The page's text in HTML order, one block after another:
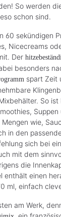
So werden
schon sind.
60 sekündigen
Nicecreams
Der
besonders
spart Zeit
So
wie,
in den
sich bei
mit dem
die
enthält einen
ml, einfach
am Werk,